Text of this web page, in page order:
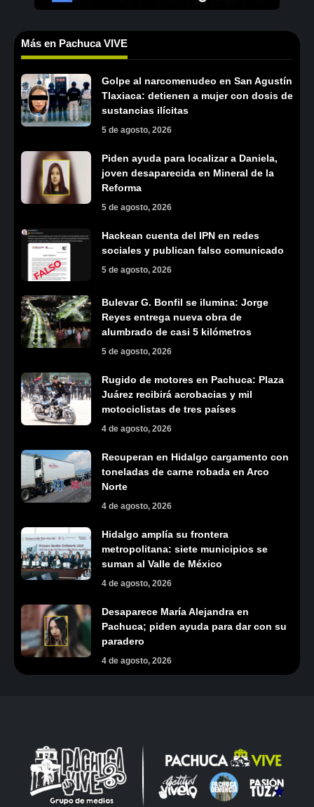
Más en Pachuca VIVE
Golpe al narcomenudeo en San Agustín
Tlaxiaca: detienen a mujer con dosis de
sustancias ilícitas
5 de agosto, 2026
Piden ayuda para localizar a Daniela,
joven desaparecida en Mineral de la
Reforma
5 de agosto, 2026
Hackean cuenta del IPN en redes
sociales y publican falso comunicado
5 de agosto, 2026
Bulevar G. Bonfil se ilumina: Jorge
Reyes entrega nueva obra de
alumbrado de casi 5 kilómetros
5 de agosto, 2026
Rugido de motores en Pachuca: Plaza
Juárez recibirá acrobacias y mil
motociclistas de tres países
4 de agosto, 2026
Recuperan en Hidalgo cargamento con
toneladas de carne robada en Arco
Norte
4 de agosto, 2026
Hidalgo amplía su frontera
metropolitana: siete municipios se
suman al Valle de México
4 de agosto, 2026
Desaparece María Alejandra en
Pachuca; piden ayuda para dar con su
paradero
4 de agosto, 2026